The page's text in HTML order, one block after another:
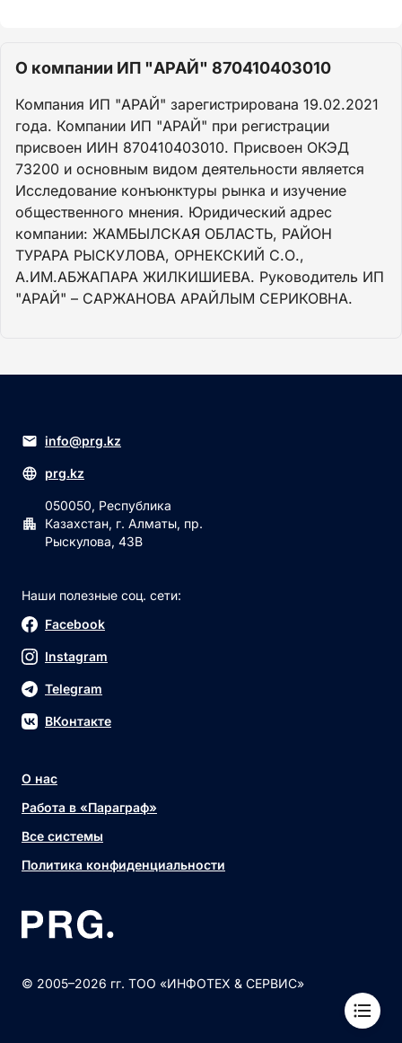
О компании ИП "АРАЙ" 870410403010
Компания ИП "АРАЙ" зарегистрирована 19.02.2021
года. Компании ИП "АРАЙ" при регистрации
присвоен ИИН 870410403010. Присвоен ОКЭД
73200 и основным видом деятельности является
Исследование конъюнктуры рынка и изучение
общественного мнения. Юридический адрес
компании: ЖАМБЫЛСКАЯ ОБЛАСТЬ, РАЙОН
ТУРАРА РЫСКУЛОВА, ОРНЕКСКИЙ С.О.,
А.ИМ.АБЖАПАРА ЖИЛКИШИЕВА. Руководитель ИП
"АРАЙ" – САРЖАНОВА АРАЙЛЫМ СЕРИКОВНА.
info@prg.kz
prg.kz
050050, Республика
Казахстан, г. Алматы, пр.
Рыскулова, 43В
Наши полезные соц. сети:
Facebook
Instagram
Telegram
ВКонтакте
О нас
Работа в «Параграф»
Все системы
Политика конфиденциальности
© 2005–2026 гг. ТОО «ИНФОТЕХ & СЕРВИС»